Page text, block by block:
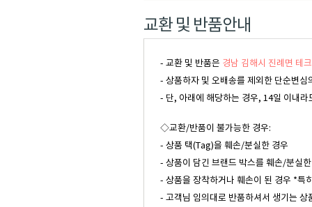
교환 및 반품안내
- 교환 및 반품은 경남 김해시 진례면 테
- 상품하자 및 오배송를 제외한 단순변
- 단, 아래에 해당하는 경우, 14일 이내
◇교환/반품이 불가능한 경우:
- 상품 택(Tag)을 훼손/분실한 경우
- 상품이 담긴 브랜드 박스를 훼손/분실
- 상품을 장착하거나 훼손이 된 경우 *특
- 고객님 임의대로 반품하셔서 생기는 상